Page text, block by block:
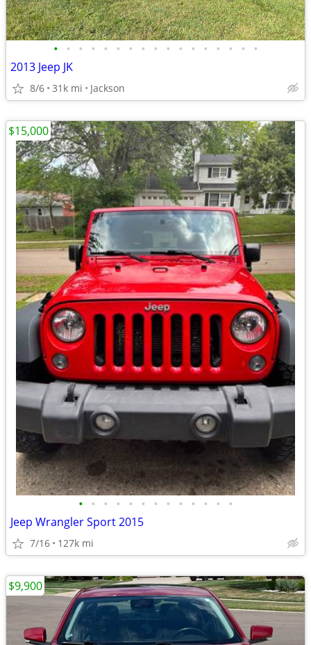
• • • • • • • • • • • • • • • • •
2013 Jeep JK
8/6 31k mi Jackson
• • • • • • • • • • • • •
Jeep Wrangler Sport 2015
7/16 127k mi
$15,000
$9,900